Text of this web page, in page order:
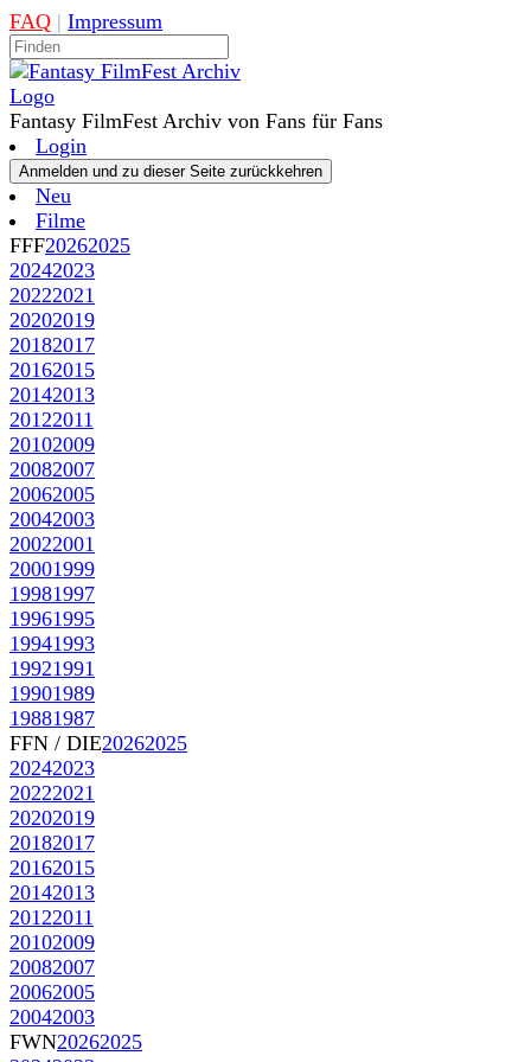
FAQ | Impressum
Fantasy FilmFest Archiv von Fans für Fans
Login
Neu
Filme
FFF20262025
20242023
20222021
20202019
20182017
20162015
20142013
20122011
20102009
20082007
20062005
20042003
20022001
20001999
19981997
19961995
19941993
19921991
19901989
19881987
FFN / DIE20262025
20242023
20222021
20202019
20182017
20162015
20142013
20122011
20102009
20082007
20062005
20042003
FWN20262025